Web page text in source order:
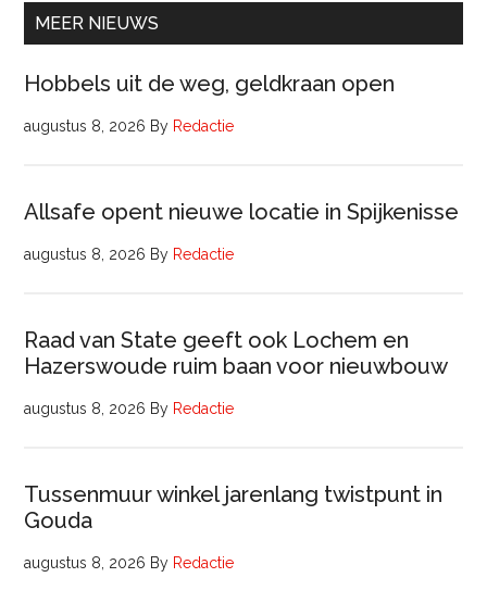
MEER NIEUWS
Hobbels uit de weg, geldkraan open
augustus 8, 2026 By Redactie
Allsafe opent nieuwe locatie in Spijkenisse
augustus 8, 2026 By Redactie
Raad van State geeft ook Lochem en
Hazerswoude ruim baan voor nieuwbouw
augustus 8, 2026 By Redactie
Tussenmuur winkel jarenlang twistpunt in
Gouda
augustus 8, 2026 By Redactie